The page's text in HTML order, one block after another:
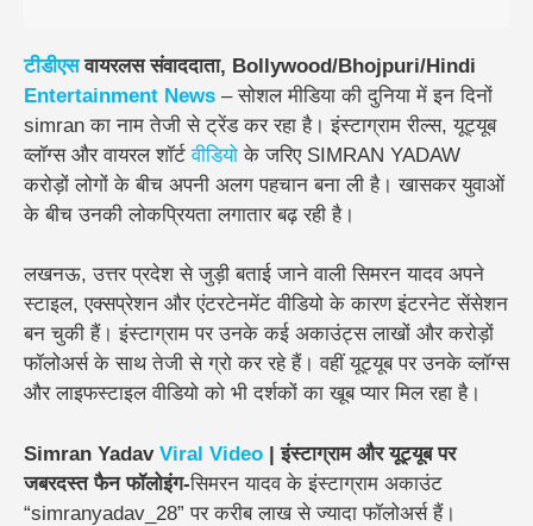
टीडीएसवायरलस संवाददाता, Bollywood/Bhojpuri/Hindi
Entertainment News – सोशल मीडिया की दुनिया में इन दिनों
simran का नाम तेजी से ट्रेंड कर रहा है। इंस्टाग्राम रील्स, यूट्यूब
व्लॉग्स और वायरल शॉर्टवीडियो के जरिए SIMRAN YADAW
करोड़ों लोगों के बीच अपनी अलग पहचान बना ली है। खासकर युवाओं
के बीच उनकी लोकप्रियता लगातार बढ़ रही है।
लखनऊ, उत्तर प्रदेश से जुड़ी बताई जाने वाली सिमरन यादव अपने
स्टाइल, एक्सप्रेशन और एंटरटेनमेंट वीडियो के कारण इंटरनेट सेंसेशन
बन चुकी हैं। इंस्टाग्राम पर उनके कई अकाउंट्स लाखों और करोड़ों
फॉलोअर्स के साथ तेजी से ग्रो कर रहे हैं। वहीं यूट्यूब पर उनके व्लॉग्स
और लाइफस्टाइल वीडियो को भी दर्शकों का खूब प्यार मिल रहा है।
Simran Yadav Viral Video | इंस्टाग्राम और यूट्यूब पर
जबरदस्त फैन फॉलोइंग-सिमरन यादव के इंस्टाग्राम अकाउंट
“simranyadav_28” पर करीब लाख से ज्यादा फॉलोअर्स हैं।